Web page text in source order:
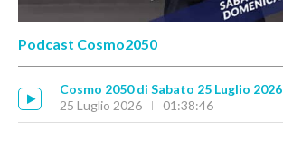
Podcast Cosmo2050
Cosmo 2050 di Sabato 25 Luglio 2026
25 Luglio 2026
01:38:46